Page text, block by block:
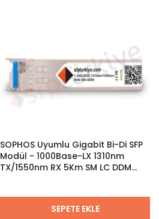
SOPHOS Uyumlu Gigabit Bi-Di SFP
Modül - 1000Base-LX 1310nm
TX/1550nm RX 5Km SM LC DDM
SEPETE EKLE